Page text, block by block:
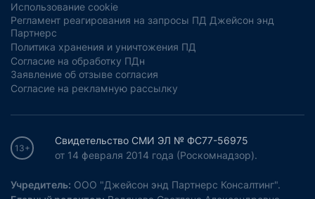
Использование cookie
Регламент реагирования на запросы ПД Джейсон энд
Партнерс
Политика хранения и уничтожения ПД
Согласие на обработку ПДн
Заявление об отзыве согласия
Согласие на рекламную рассылку
13+
Свидетельство СМИ ЭЛ № ФС77-56975
от 14 февраля 2014 года (Роскомнадзор).
Учредитель: ООО "Джейсон энд Партнерс Консалтинг".